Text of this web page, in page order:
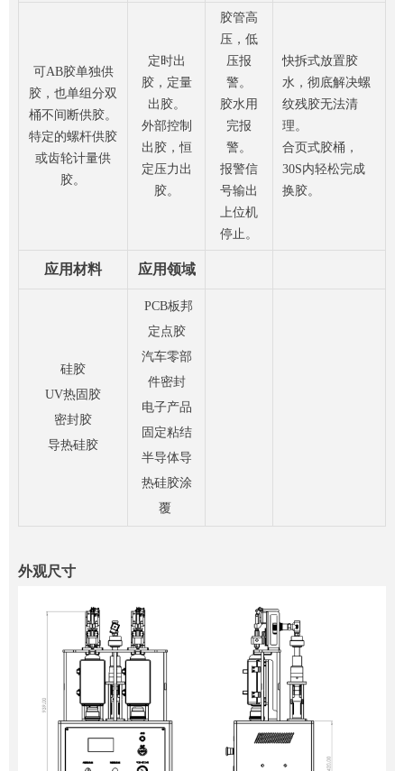
可AB胶单独供
胶，也单组分双
桶不间断供胶。
特定的螺杆供胶
或齿轮计量供
胶。
定时出
胶，定量
出胶。
外部控制
出胶，恒
定压力出
胶。
胶管高
压，低
压报
警。
胶水用
完报
警。
报警信
号输出
上位机
停止。
快拆式放置胶
水，彻底解决螺
纹残胶无法清
理。
合页式胶桶，
30S内轻松完成
换胶。
应用材料 应用领域
硅胶
UV热固胶
密封胶
导热硅胶
PCB板邦
定点胶
汽车零部
件密封
电子产品
固定粘结
半导体导
热硅胶涂
覆
外观尺寸